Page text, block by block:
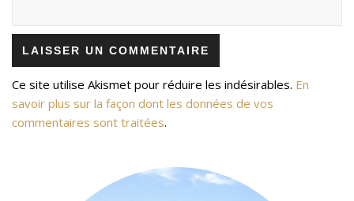
Ce site utilise Akismet pour réduire les indésirables. En
savoir plus sur la façon dont les données de vos
commentaires sont traitées.